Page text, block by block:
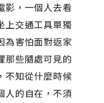
影，一個人去看
上交通工具單獨
為害怕面對返家
那些隨處可見的
不知從什麼時候
人的自在，不須